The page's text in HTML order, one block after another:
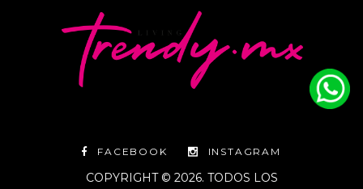
FACEBOOK INSTAGRAM
COPYRIGHT © 2026. TODOS LOS